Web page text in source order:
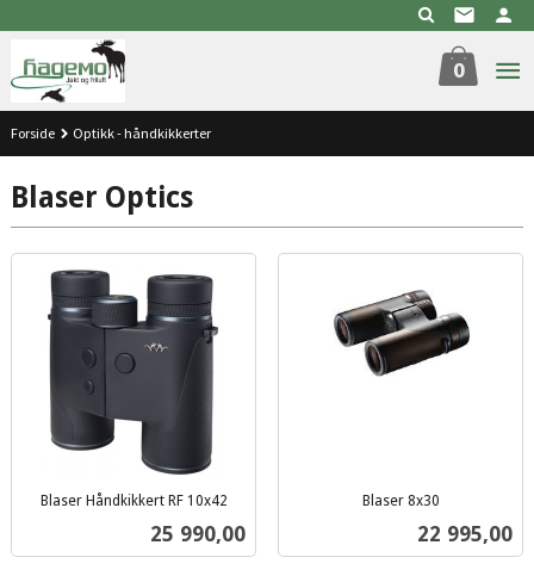
til
innholdet
0
Forside Optikk - håndkikkerter
Blaser Optics
Blaser Håndkikkert RF 10x42
Pris
25 990,00
Blaser 8x30
Pris
22 995,00